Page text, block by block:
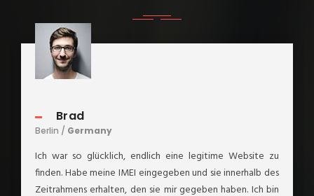
Brad
Berlin / Germany
Ich war so glücklich, endlich eine legitime Website zu
finden. Habe meine IMEI eingegeben und sie innerhalb des
Zeitrahmens erhalten, den sie mir gegeben haben. Ich bin